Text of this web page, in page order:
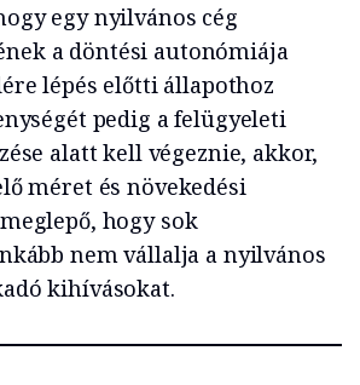
egy nyilvános cég
a döntési autonómiája
lépés előtti állapothoz
pedig a felügyeleti
alatt kell végeznie, akkor,
méret és növekedési
hogy sok
nem vállalja a nyilvános
kihívásokat.